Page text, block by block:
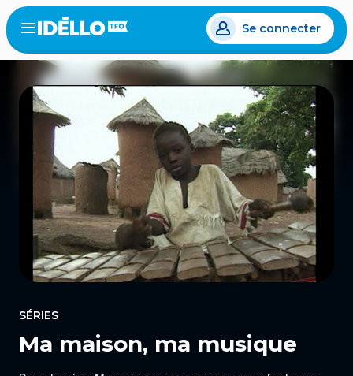
Aller
au
contenu
principal
Open
menu
Se connecter
SÉRIES
Ma maison, ma musique